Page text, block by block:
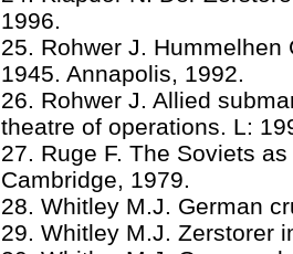
1996.
25. Rohwer J.
1945. Annapolis, 1992.
26. Rohwer J. Allied
theatre of operations. L:
27. Ruge F. The Soviets
Cambridge, 1979.
28. Whitley M.J. German
29. Whitley M.J. Zerstorer